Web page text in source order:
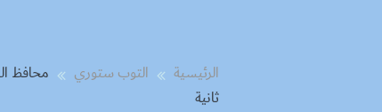
الرئيسية التوب ستوري
ثانية